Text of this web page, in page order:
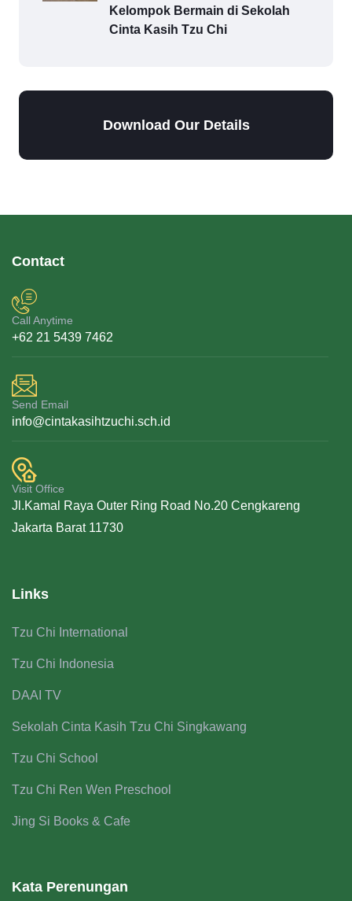
Kelompok Bermain di Sekolah
Cinta Kasih Tzu Chi
Download Our Details
Contact
Call Anytime
+62 21 5439 7462
Send Email
info@cintakasihtzuchi.sch.id
Visit Office
Jl.Kamal Raya Outer Ring Road No.20 Cengkareng
Jakarta Barat 11730
Links
Tzu Chi International
Tzu Chi Indonesia
DAAI TV
Sekolah Cinta Kasih Tzu Chi Singkawang
Tzu Chi School
Tzu Chi Ren Wen Preschool
Jing Si Books & Cafe
Kata Perenungan